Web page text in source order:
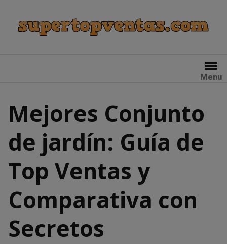
content
Menu
Mejores Conjunto
de jardín: Guía de
Top Ventas y
Comparativa con
Secretos